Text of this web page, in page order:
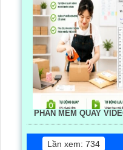
PHẦN MỀM QUAY
Lần xem: 734